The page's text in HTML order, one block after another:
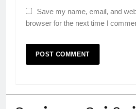
Save my name, email, and
browser for the next time I